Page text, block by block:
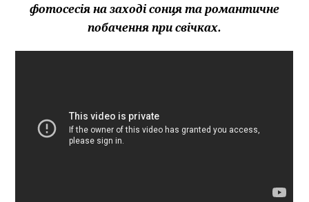
фотосесія на заході сонця та романтичне
побачення при свічках.